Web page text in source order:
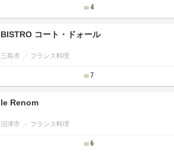
4
BISTRO コート・ドォール
三島市 フランス料理
7
le Renom
沼津市 フランス料理
6